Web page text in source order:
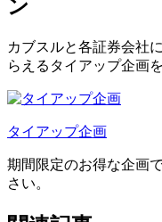
ン
カブスルと各証券会社に
らえるタイアップ企画
タイアップ企画
期間限定のお得な企画
さい。